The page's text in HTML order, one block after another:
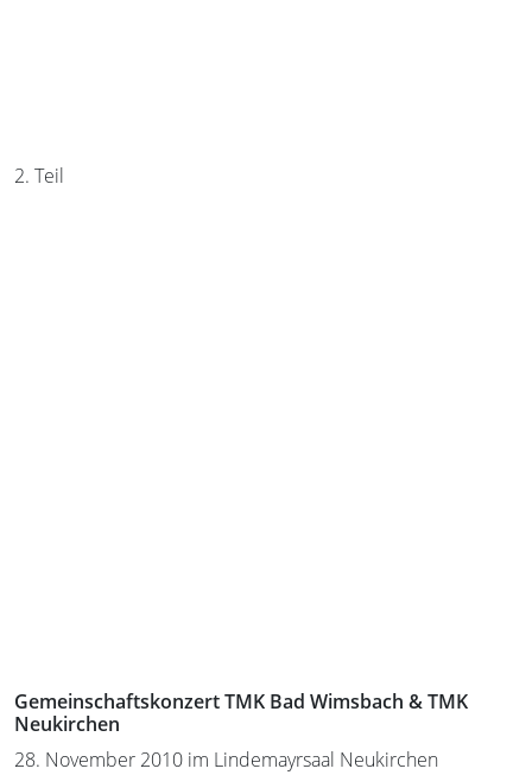
2. Teil
Gemeinschaftskonzert TMK Bad Wimsbach & TMK
Neukirchen
28. November 2010 im Lindemayrsaal Neukirchen